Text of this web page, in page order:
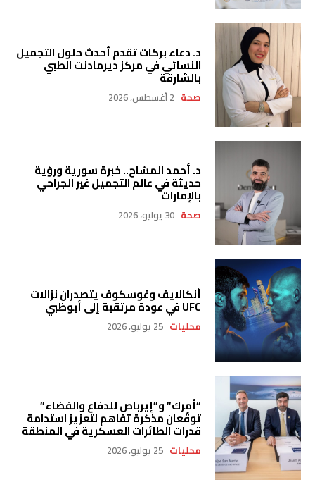
د. دعاء بركات تقدم أحدث حلول التجميل
النسائي في مركز ديرمادنت الطبي
بالشارقة
صحة 2 أغسطس، 2026
د. أحمد المسّاح.. خبرة سورية ورؤية
حديثة في عالم التجميل غير الجراحي
بالإمارات
صحة 30 يوليو، 2026
أنكالايف وغوسكوف يتصدران نزالات
UFC في عودة مرتقبة إلى أبوظبي
محليات 25 يوليو، 2026
“أمرك” و”إيرباص للدفاع والفضاء”
توقّعان مذكرة تفاهم لتعزيز استدامة
قدرات الطائرات العسكرية في المنطقة
محليات 25 يوليو، 2026